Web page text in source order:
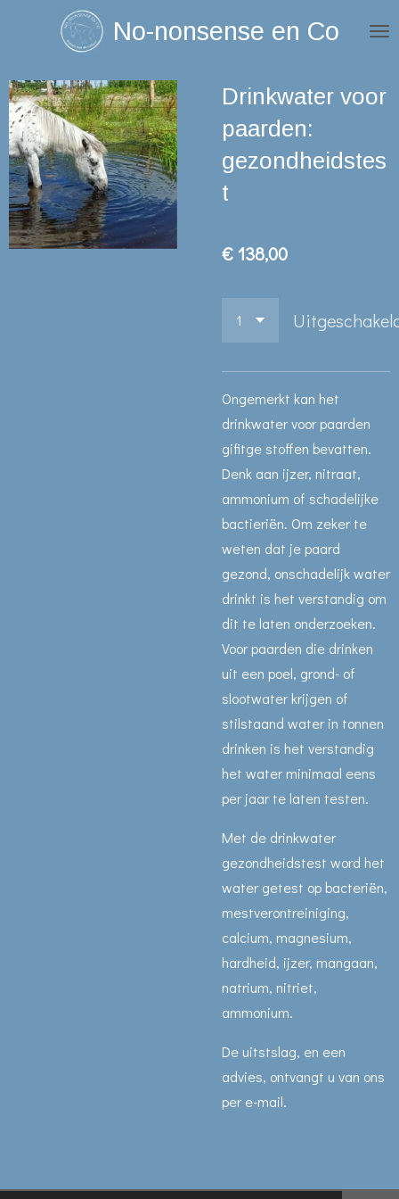
de
hoofdinhoud
No-nonsense en Co
Drinkwater voor
paarden:
gezondheidstes
t
€ 138,00
Ongemerkt kan het
drinkwater voor paarden
gifitge stoffen bevatten.
Denk aan ijzer, nitraat,
ammonium of schadelijke
bactieriën. Om zeker te
weten dat je paard
gezond, onschadelijk water
drinkt is het verstandig om
dit te laten onderzoeken.
Voor paarden die drinken
uit een poel, grond- of
slootwater krijgen of
stilstaand water in tonnen
drinken is het verstandig
het water minimaal eens
per jaar te laten testen.
Met de drinkwater
gezondheidstest word het
water getest op bacteriën,
mestverontreiniging,
calcium, magnesium,
hardheid, ijzer, mangaan,
natrium, nitriet,
ammonium.
De uitstslag, en een
advies, ontvangt u van ons
per e-mail.